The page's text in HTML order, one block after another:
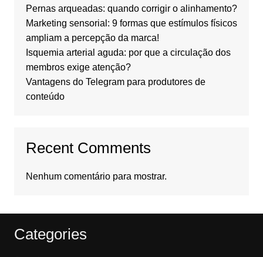
Pernas arqueadas: quando corrigir o alinhamento?
Marketing sensorial: 9 formas que estímulos físicos
ampliam a percepção da marca!
Isquemia arterial aguda: por que a circulação dos
membros exige atenção?
Vantagens do Telegram para produtores de
conteúdo
Recent Comments
Nenhum comentário para mostrar.
Categories